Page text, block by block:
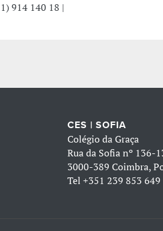
914 140 18 |
CES | SOFIA
Colégio da Graça
Rua da Sofia nº 136-
3000-389 Coimbra,
Tel +351 239 853 649